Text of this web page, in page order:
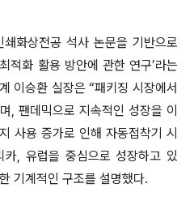
화상전공 석사 논문을 기반으로
적화 활용 방안에 관한 연구’라는
이승환 실장은 “패키징 시장에서
, 팬데믹으로 지속적인 성장을 이
사용 증가로 인해 자동접착기 시
카, 유럽을 중심으로 성장하고 있
기계적인 구조를 설명했다.